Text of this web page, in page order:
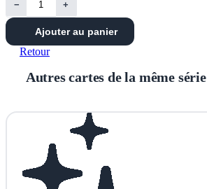
− +
Ajouter au panier
Retour
Autres cartes de la même série